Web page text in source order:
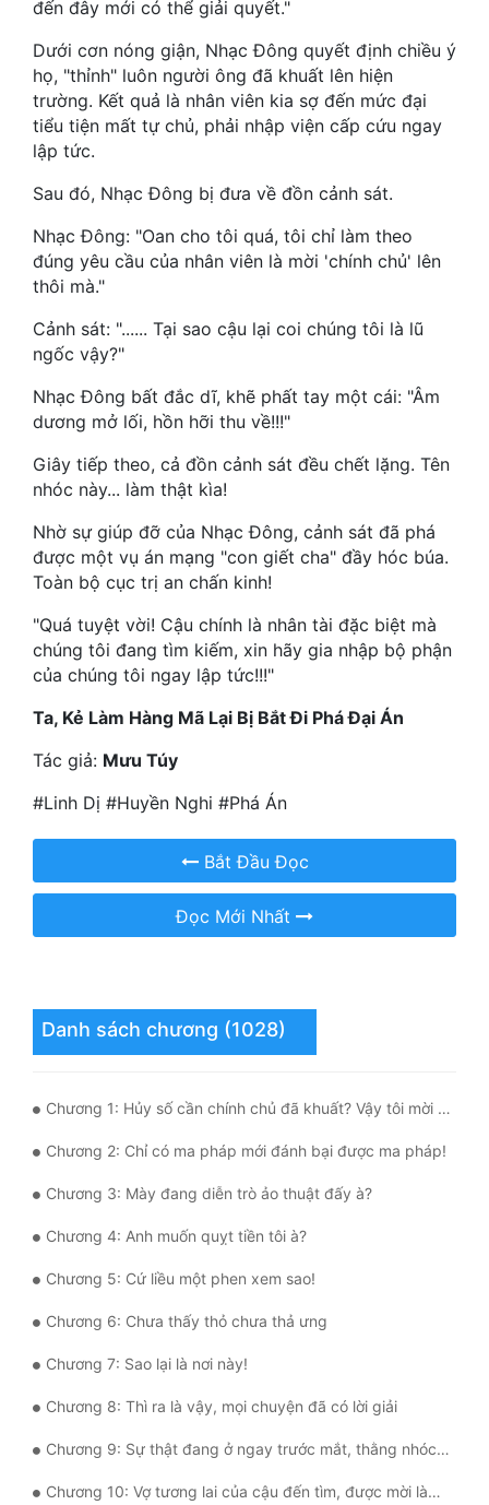
Hài Hước
Hệ Thống
Học Đường
Kinh Dị
Kỳ Huyễn
Kỳ Ảo
Làm Giàu
Lịch Sử
Mưu Mô
Mỹ Thực
Quan Trường
Tiểu Thuyết
Trinh Thám
Triều Đấu
Trùng Sinh
Trọng Sinh
đến đây mới có thể giải quyết."
Dưới cơn nóng giận, Nhạc Đông quyết định chiều ý
họ, "thỉnh" luôn người ông đã khuất lên hiện
trường. Kết quả là nhân viên kia sợ đến mức đại
tiểu tiện mất tự chủ, phải nhập viện cấp cứu ngay
lập tức.
Sau đó, Nhạc Đông bị đưa về đồn cảnh sát.
Nhạc Đông: "Oan cho tôi quá, tôi chỉ làm theo
đúng yêu cầu của nhân viên là mời 'chính chủ' lên
thôi mà."
Cảnh sát: "...... Tại sao cậu lại coi chúng tôi là lũ
ngốc vậy?"
Nhạc Đông bất đắc dĩ, khẽ phất tay một cái: "Âm
dương mở lối, hồn hỡi thu về!!!"
Giây tiếp theo, cả đồn cảnh sát đều chết lặng. Tên
nhóc này... làm thật kìa!
Nhờ sự giúp đỡ của Nhạc Đông, cảnh sát đã phá
được một vụ án mạng "con giết cha" đầy hóc búa.
Toàn bộ cục trị an chấn kinh!
"Quá tuyệt vời! Cậu chính là nhân tài đặc biệt mà
chúng tôi đang tìm kiếm, xin hãy gia nhập bộ phận
của chúng tôi ngay lập tức!!!"
Ta, Kẻ Làm Hàng Mã Lại Bị Bắt Đi Phá Đại Án
Tác giả: Mưu Túy
#Linh Dị #Huyền Nghi #Phá Án
Bắt Đầu Đọc
Đọc Mới Nhất
Danh sách chương (1028)
Chương 1: Hủy số cần chính chủ đã khuất? Vậy tôi mời ông ấy lên
Chương 2: Chỉ có ma pháp mới đánh bại được ma pháp!
Chương 3: Mày đang diễn trò ảo thuật đấy à?
Chương 4: Anh muốn quỵt tiền tôi à?
Chương 5: Cứ liều một phen xem sao!
Chương 6: Chưa thấy thỏ chưa thả ưng
Chương 7: Sao lại là nơi này!
Chương 8: Thì ra là vậy, mọi chuyện đã có lời giải
Chương 9: Sự thật đang ở ngay trước mắt, thằng nhóc này đúng là nhân tài!
Chương 10: Vợ tương lai của cậu đến tìm, được mời làm cố vấn đặc biệt